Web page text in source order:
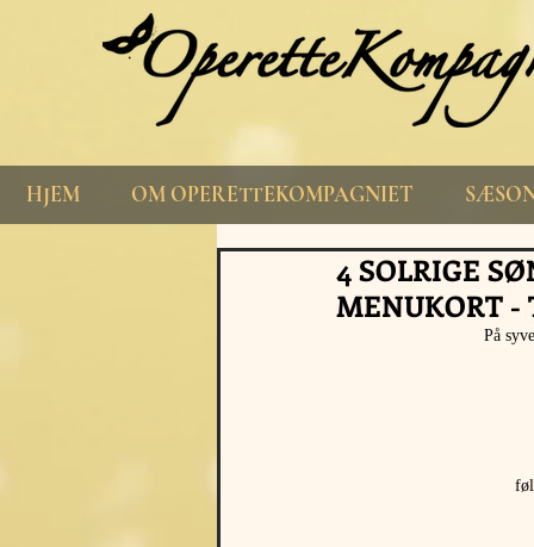
HJEM OM OPERETTEKOMPAGNIET
4 SOLRIGE
MENUKORT -
På